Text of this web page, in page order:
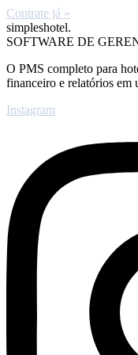
Contrate já »
simpleshotel.
SOFTWARE DE
O PMS completo para
financeiro e relatórios em
Instagram